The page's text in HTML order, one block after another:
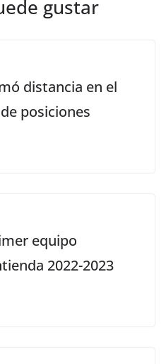
gustar
distancia en el
posiciones
equipo
2022-2023